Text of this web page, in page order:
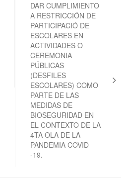
DAR CUMPLIMIENTO
A RESTRICCIÓN DE
PARTICIPACIÓ DE
ESCOLARES EN
ACTIVIDADES O
CEREMONIA
PÚBLICAS
(DESFILES
ESCOLARES) COMO
PARTE DE LAS
MEDIDAS DE
BIOSEGURIDAD EN
EL CONTEXTO DE LA
4TA OLA DE LA
PANDEMIA COVID
-19.